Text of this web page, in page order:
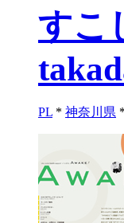
すこ
PL * 神奈川県 *